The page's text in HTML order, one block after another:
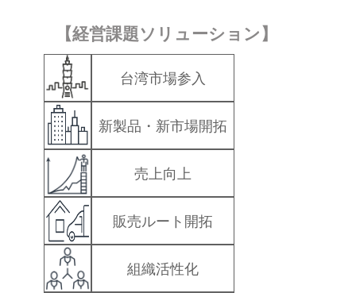
リサーチ
セミナー
経済ニュース
労務顧問
ＩＴ
飲食店情報
【経営課題ソリューション】
台湾市場参入
新製品・新市場開拓
売上向上
販売ルート開拓
組織活性化